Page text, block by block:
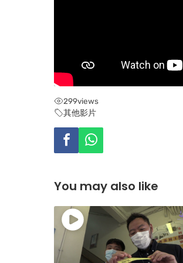
299views
其他影片
You may also like